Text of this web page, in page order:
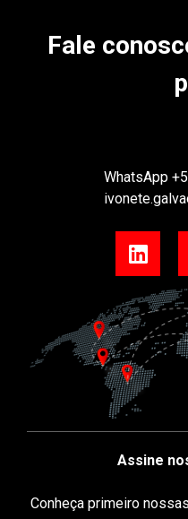
Fale
WhatsApp
Assine
Conheça primeiro